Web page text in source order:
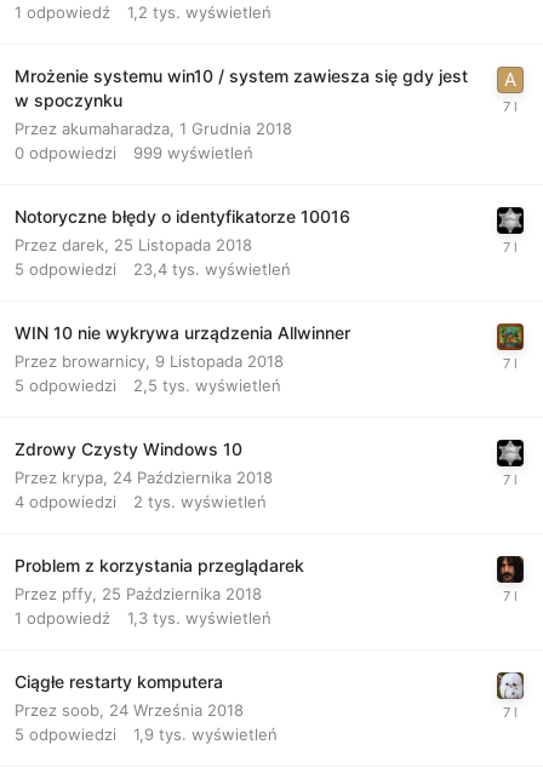
1 odpowiedź 1,2 tys. wyświetleń
Mrożenie systemu win10 / system zawiesza się gdy jest
w spoczynku
Przez akumaharadza 1 Grudnia 2018
0 odpowiedzi 999 wyświetleń
Notoryczne błędy o identyfikatorze 10016
Przez darek
25 Listopada 2018
5 odpowiedzi 23,4 tys. wyświetleń
WIN 10 nie wykrywa urządzenia Allwinner
Przez browarnicy 9 Listopada 2018
5 odpowiedzi 2,5 tys. wyświetleń
Zdrowy Czysty Windows 10
Przez krypa 24 Października 2018
4 odpowiedzi 2 tys. wyświetleń
Problem z korzystania przeglądarek
Przez pffy 25 Października 2018
1 odpowiedź 1,3 tys. wyświetleń
Ciągłe restarty komputera
Przez soob 24 Września 2018
5 odpowiedzi 1,9 tys. wyświetleń